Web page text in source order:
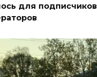
для подписчиков